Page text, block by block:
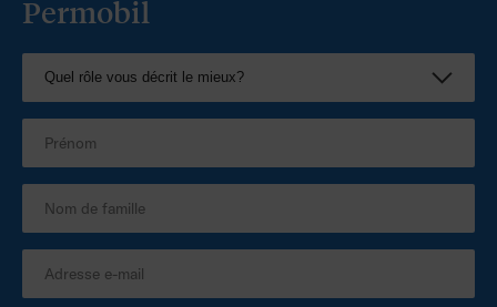
Brochures
Brochures
Catalogue Produits Permobil 2025
Fiche tarifaire Assise modulaire évolutive
2025
Permobil